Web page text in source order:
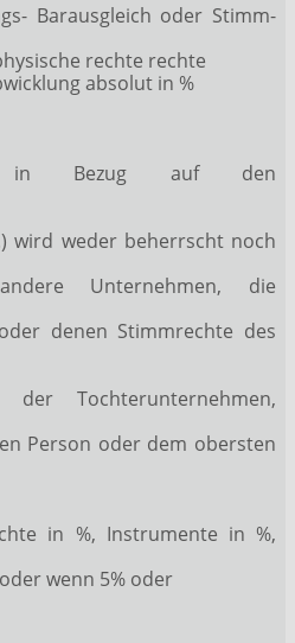
Barausgleich oder Stimm-
rechte rechte
absolut in %
in Bezug auf den
wird weder beherrscht noch
Unternehmen, die
denen Stimmrechte des
Tochterunternehmen,
Person oder dem obersten
in %, Instrumente in %,
wenn 5% oder